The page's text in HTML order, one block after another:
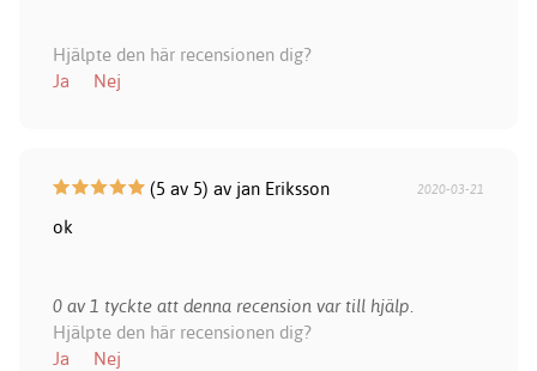
Hjälpte den här recensionen dig?
Ja
Nej
(5 av 5) av jan Eriksson 2020-03-21
ok
0 av 1 tyckte att denna recension var till hjälp.
Hjälpte den här recensionen dig?
Ja
Nej